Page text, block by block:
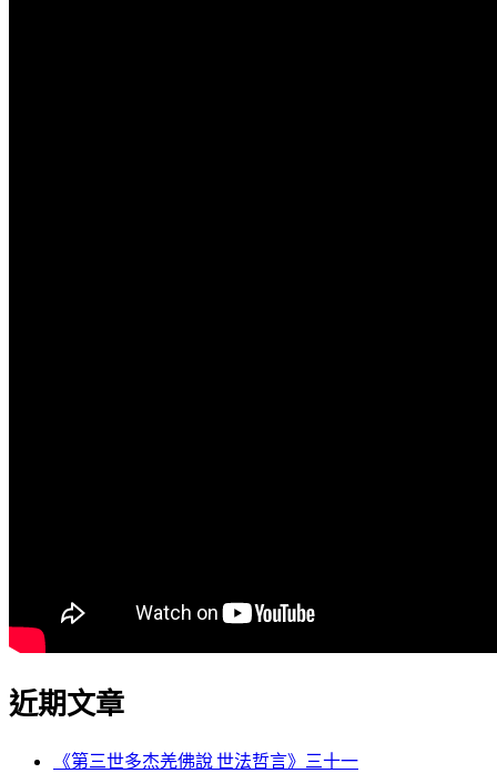
近期文章
《第三世多杰羌佛說 世法哲言》三十一